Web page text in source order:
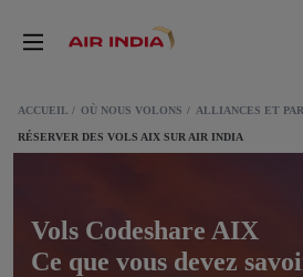
ACCUEIL OÙ NOUS VOLONS ALLIANCES ET
RÉSERVER DES VOLS AIX SUR AIR INDIA
Vols Codeshare AIX
Ce que vous devez